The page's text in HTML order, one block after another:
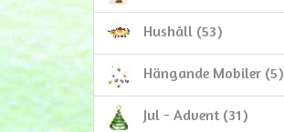
Hushåll (53)
Hängande Mobiler (5)
Jul - Advent (31)